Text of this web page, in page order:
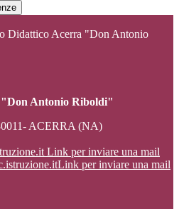
Didattico Acerra "Don Antonio
"Don Antonio Riboldi"
ACERRA (NA)
Link per inviare una mail
Link per inviare una mail